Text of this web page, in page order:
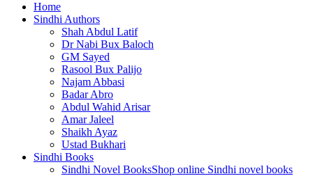
Home
Sindhi Authors
Shah Abdul Latif
Dr Nabi Bux Baloch
GM Sayed
Rasool Bux Palijo
Najam Abbasi
Badar Abro
Abdul Wahid Arisar
Amar Jaleel
Shaikh Ayaz
Ustad Bukhari
Sindhi Books
Sindhi Novel BooksShop online Sindhi novel books